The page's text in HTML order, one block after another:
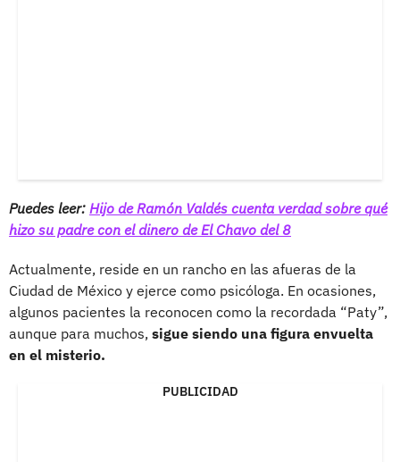
Puedes leer: Hijo de Ramón Valdés cuenta verdad sobre qué
hizo su padre con el dinero de El Chavo del 8
Actualmente, reside en un rancho en las afueras de la
Ciudad de México y ejerce como psicóloga. En ocasiones,
algunos pacientes la reconocen como la recordada “Paty”,
aunque para muchos, sigue siendo una figura envuelta
en el misterio.
PUBLICIDAD